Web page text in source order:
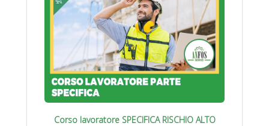
Corso lavoratore SPECIFICA RISCHIO ALTO